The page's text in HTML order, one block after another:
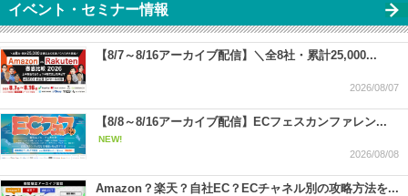
イベント・セミナー情報
【8/7～8/16アーカイブ配信】＼全8社・累計25,000...
2026/08/07
【8/8～8/16アーカイブ配信】ECフェスカンファレン...
NEW!
2026/08/08
Amazon？楽天？自社EC？ECチャネル別の攻略方法を...